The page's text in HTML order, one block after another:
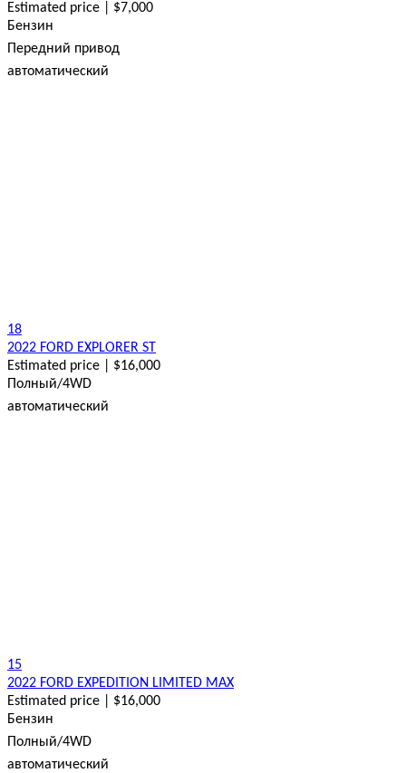
Estimated price | $7,000
Бензин
Передний привод
автоматический
18
2022 FORD EXPLORER ST
Estimated price | $16,000
Полный/4WD
автоматический
15
2022 FORD EXPEDITION LIMITED MAX
Estimated price | $16,000
Бензин
Полный/4WD
автоматический